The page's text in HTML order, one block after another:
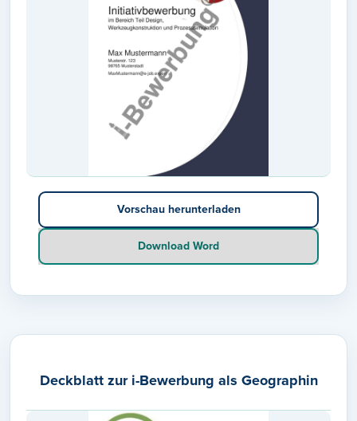
Vorschau herunterladen
Download Word
Deckblatt zur i-Bewerbung als Geographin